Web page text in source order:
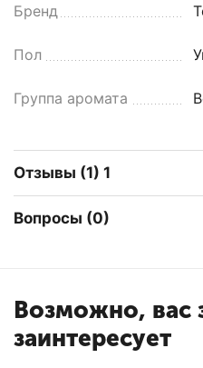
Бренд
Пол
Группа аромата
Отзывы (1) 1
Вопросы (0)
Возможно, вас
заинтересует